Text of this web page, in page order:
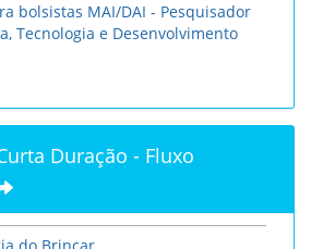
bolsistas MAI/DAI - Pesquisador
Tecnologia e Desenvolvimento
Duração - Fluxo